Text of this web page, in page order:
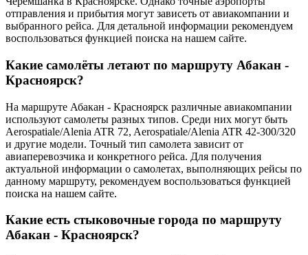
отправления и прибытия могут зависеть от авиакомпании и
выбранного рейса. Для детальной информации рекомендуем
воспользоваться функцией поиска на нашем сайте.
Какие самолёты летают по маршруту Абакан -
Красноярск?
На маршруте Абакан - Красноярск различные авиакомпании
используют самолеты разных типов. Среди них могут быть
Aerospatiale/Alenia ATR 72, Aerospatiale/Alenia ATR 42-300/320
и другие модели. Точный тип самолета зависит от
авиаперевозчика и конкретного рейса. Для получения
актуальной информации о самолетах, выполняющих рейсы по
данному маршруту, рекомендуем воспользоваться функцией
поиска на нашем сайте.
Какие есть стыковочные города по маршруту
Абакан - Красноярск?